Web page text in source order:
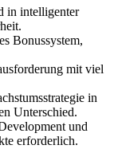
in intelligenter
Bonussystem,
mit viel
in
Unterschied.
und
erforderlich.